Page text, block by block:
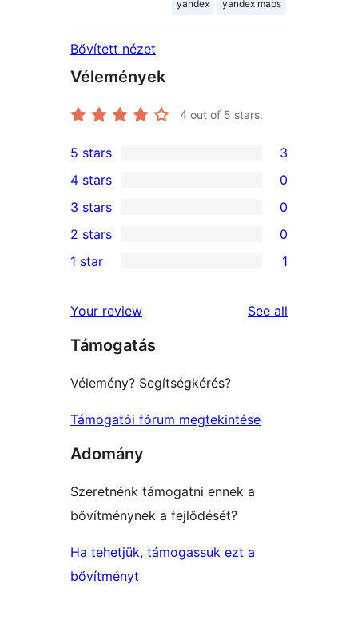
yandex yandex maps
Bővített nézet
Vélemények
4 out of 5 stars.
3
5-
star
reviews
5 stars 3
4-
star
reviews
4 stars 0
0
3-
star
3 stars 0
2-
reviews
2 stars 0
star
review
1 star 1
Your review See all
Támogatás
Vélemény? Segítségkérés?
Támogatói fórum megtekintése
Adomány
Szeretnénk támogatni ennek a
bővítménynek a fejlődését?
Ha tehetjük, támogassuk ezt a
bővítményt